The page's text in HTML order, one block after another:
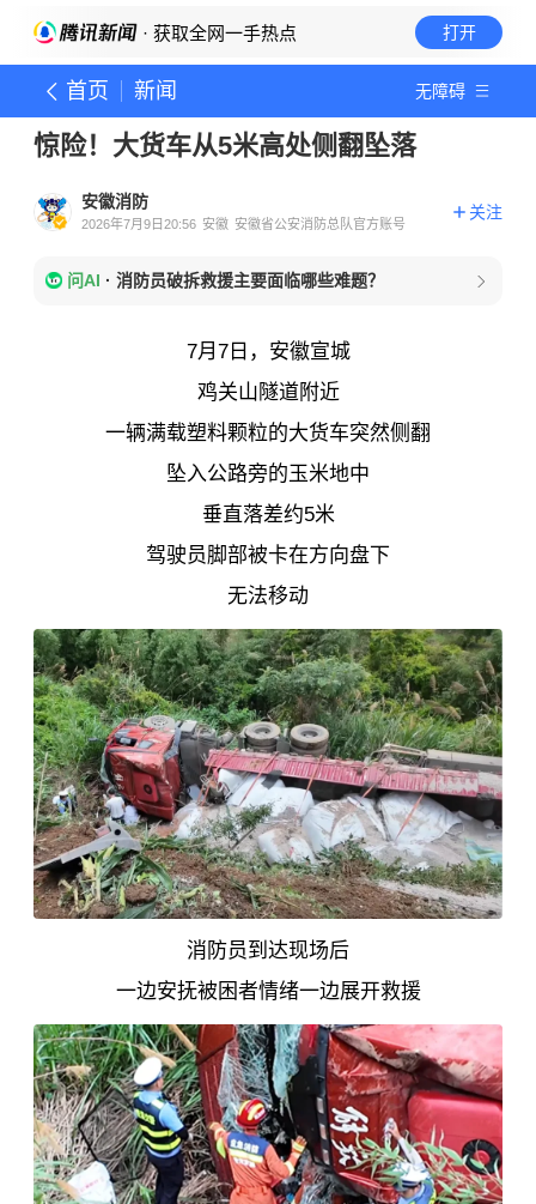
· 获取全网一手热点 打开
首页 新闻 无障碍
惊险！大货车从5米高处侧翻坠落
安徽消防
2026年7月9日20:56 安徽 安徽省公安消防总队官方账号
关注
问AI · 消防员破拆救援主要面临哪些难题？
7月7日，安徽宣城
鸡关山隧道附近
一辆满载塑料颗粒的大货车突然侧翻
坠入公路旁的玉米地中
垂直落差约5米
驾驶员脚部被卡在方向盘下
无法移动
消防员到达现场后
一边安抚被困者情绪一边展开救援